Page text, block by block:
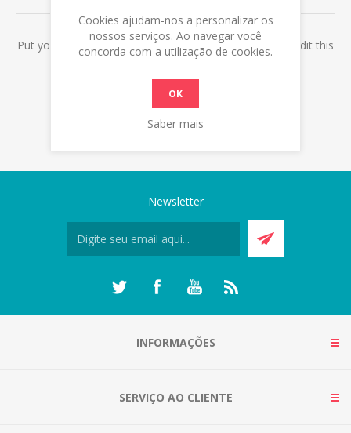
Put your login / registration information here. You can edit this
Newsletter
INFORMAÇÕES
SERVIÇO AO CLIENTE
Cookies ajudam-nos a personalizar os
nossos serviços. Ao navegar você
concorda com a utilização de cookies.
OK
Saber mais